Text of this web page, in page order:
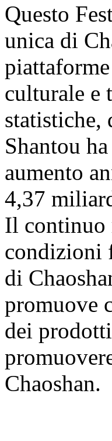
Questo
unica di
culturale e
statistiche,
Shantou
aumento
4,37
Il continuo
condizioni
di
promuove
dei
Chaoshan.